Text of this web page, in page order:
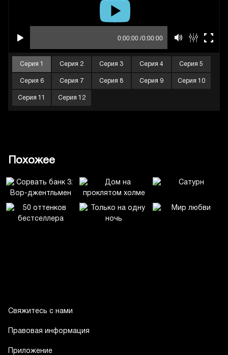
Серия 1 Серия 2 Серия 3 Серия 4 Серия 5
Серия 6 Серия 7 Серия 8 Серия 9 Серия 10
Серия 11 Серия 12
Похожее
Свяжитесь с нами
Правовая информация
Приложение